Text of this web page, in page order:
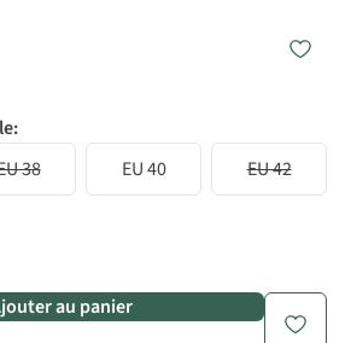
38 EU 40 EU 42
au panier